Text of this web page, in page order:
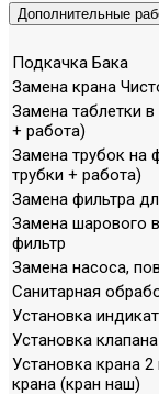
Дополнительные
Подкачка Бака
Замена крана
Замена таблетки в
+ работа)
Замена трубок на
трубки + работа)
Замена фильтра
Замена шарового
фильтр
Замена насоса,
Санитарная
Установка
Установка
Установка крана
крана (кран наш)